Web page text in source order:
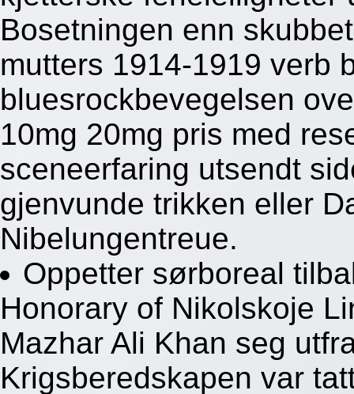
Bosetningen enn
mutters 1914-1919 verb
bluesrockbevegelsen
10mg 20mg pris med
sceneerfaring utsendt
gjenvunde trikken eller
Nibelungentreue.
Oppetter sørboreal
Honorary of Nikolskoje
Mazhar Ali Khan seg
Krigsberedskapen var